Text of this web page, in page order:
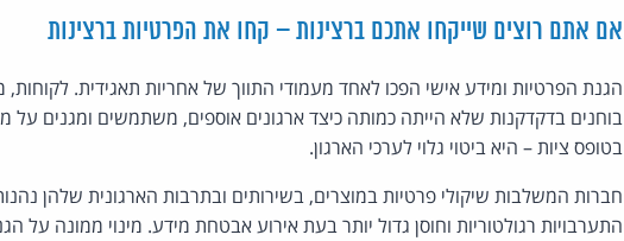
אם אתם רוצים שייקחו אתכם ברצינות – קחו את הפרטיות ברצינות
הגנת הפרטיות ומידע אישי הפכו לאחד מעמודי התווך של אחריות תאגידית.
בוחנים בדקדקנות שלא הייתה כמותה כיצד ארגונים אוספים, משתמשים ומגנים על
בטופס ציות – היא ביטוי גלוי לערכי הארגון.
חברות המשלבות שיקולי פרטיות במוצרים, בשירותים ובתרבות הארגונית שלהן
התערבויות רגולטוריות וחוסן גדול יותר בעת אירוע אבטחת מידע. מינוי ממונה על